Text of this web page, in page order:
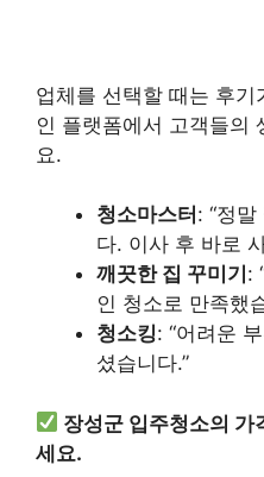
업체를 선택할 때는 후
인 플랫폼에서 고객들의
요.
청소마스터 : “정
다. 이사 후 바로
깨끗한 집 꾸미기 :
인 청소로 만족했
청소킹: “어려운
셨습니다.”
장성군 입주청소의 가
세요.